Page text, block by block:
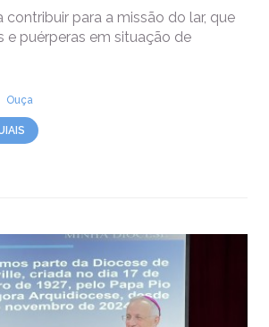
contribuir para a missão do lar, que
e puérperas em situação de
Ouça